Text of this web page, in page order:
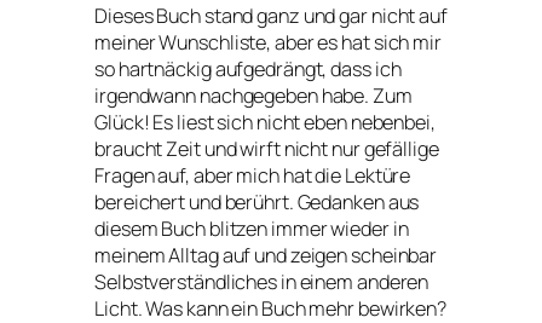
Dieses Buch stand ganz und gar nicht auf
meiner Wunschliste, aber es hat sich mir
so hartnäckig aufgedrängt, dass ich
irgendwann nachgegeben habe. Zum
Glück! Es liest sich nicht eben nebenbei,
braucht Zeit und wirft nicht nur gefällige
Fragen auf, aber mich hat die Lektüre
bereichert und berührt. Gedanken aus
diesem Buch blitzen immer wieder in
meinem Alltag auf und zeigen scheinbar
Selbstverständliches in einem anderen
Licht. Was kann ein Buch mehr bewirken?